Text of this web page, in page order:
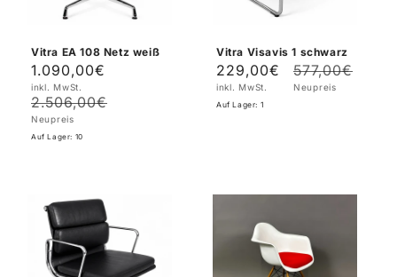
Vitra EA 108 Netz weiß
Verkaufspreis
1.090,00€
inkl. MwSt.
2.506,00€
Neupreis
Auf Lager: 10
Vitra Visavis 1 schwarz
Verkaufspreis
229,00€
inkl. MwSt.
Normaler
Preis
577,00€
Neupreis
Auf Lager: 1